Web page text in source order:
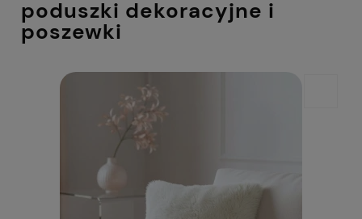
poduszki dekoracyjne i
poszewki